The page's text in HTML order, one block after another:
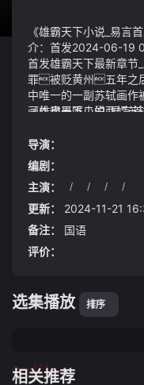
《雄霸天下小说_易言
介：首发2024-06-19
首发雄霸天下最新章
罪被贬黄州五年之
中唯一的一副苏轼画
画作也是唯二的两幅
瘦竹数杆后有远山横
曲恣意正如经历了人
病起头已白"的感喟的
拥有了更蓬勃的艺术生
《雄霸天下小说_易言
届上海之夏国际消
uangpumore
余项特色主题活动其
沉浸太空探索体验《无
城将举办系列联名活动
n玩超级赏、幻梦霓裳
将首次打造公司自有
点将足球元素融入观
和马鸿运相比常飚的
但就算如此常飚达到
真怕观众对这俩人太
验
奇光吞噬了青家群仙
导演：
编剧：
主演：
/ / / /
更新：
2024-11-21
备注：
国语
评价：
选集播放 排序
相关推荐
tuijian